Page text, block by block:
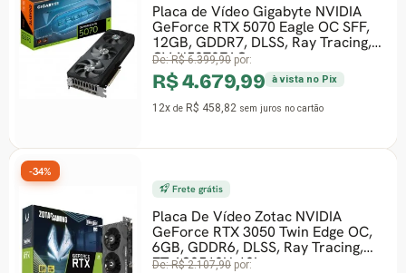
Placa de Vídeo Gigabyte NVIDIA
GeForce RTX 5070 Eagle OC SFF,
12GB, GDDR7, DLSS, Ray Tracing,
GV-N5070EAG
De:R$ 6.399,90por:
R$ 4.679,99 à vista no Pix
12xdeR$ 458,82sem juros no cartão
Frete grátis
Placa De Vídeo Zotac NVIDIA
GeForce RTX 3050 Twin Edge OC,
6GB, GDDR6, DLSS, Ray Tracing,
ZT-A30510H-10L
De:R$ 2.107,90por:
-34%